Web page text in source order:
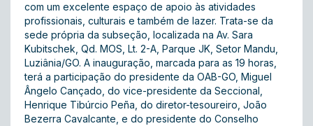
com um excelente espaço de apoio às atividades
profissionais, culturais e também de lazer. Trata-se da
sede própria da subseção, localizada na Av. Sara
Kubitschek, Qd. MOS, Lt. 2-A, Parque JK, Setor Mandu,
Luziânia/GO. A inauguração, marcada para as 19 horas,
terá a participação do presidente da OAB-GO, Miguel
Ângelo Cançado, do vice-presidente da Seccional,
Henrique Tibúrcio Peña, do diretor-tesoureiro, João
Bezerra Cavalcante, e do presidente do Conselho